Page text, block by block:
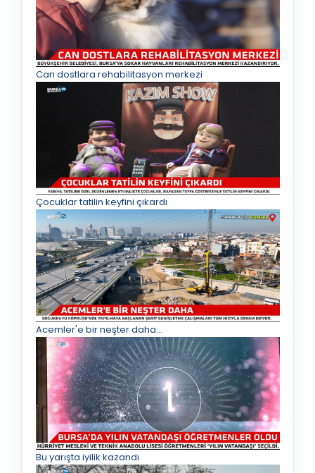
Can dostlara rehabilitasyon merkezi
Çocuklar tatilin keyfini çıkardı
Acemler'e bir neşter daha...
Bu yarışta iyilik kazandı